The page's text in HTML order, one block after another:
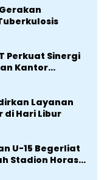
Perkuat Sinergi
Kantor
Layanan
di Hari Libur
U-15 Begerliat
Stadion Horas